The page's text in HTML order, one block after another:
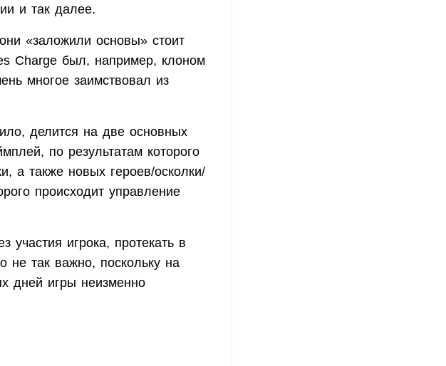
и так далее.
«заложили основы» стоит
Charge был, например, клоном
многое заимствовал из
делится на две основных
по результатам которого
а также новых героев/осколки/
происходит управление
участия игрока, протекать в
так важно, поскольку на
дней игры неизменно